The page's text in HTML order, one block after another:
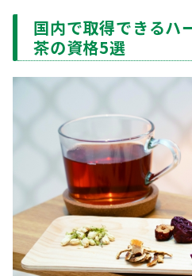
国内で取得できるハ
茶の資格5選